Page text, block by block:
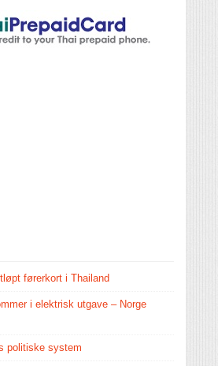
førerkort i Thailand
i elektrisk utgave – Norge
politiske system